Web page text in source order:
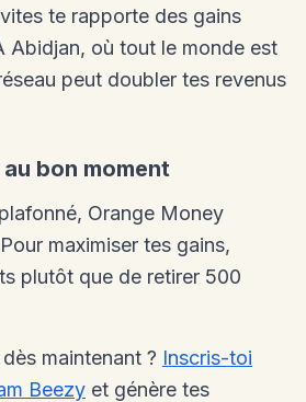
te rapporte des gains
Abidjan, où tout le monde est
peut doubler tes revenus
bon moment
Orange Money
maximiser tes gains,
plutôt que de retirer 500
maintenant ? Inscris-toi
Beezy et génère tes